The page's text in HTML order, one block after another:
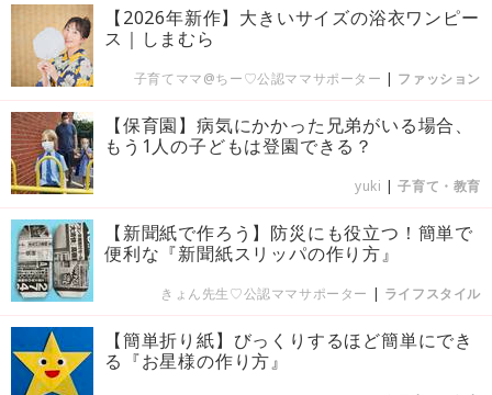
【2026年新作】大きいサイズの浴衣ワンピー
ス｜しまむら
子育てママ@ちー♡公認ママサポーター | ファッション
【保育園】病気にかかった兄弟がいる場合、
もう1人の子どもは登園できる？
yuki |子育て・教育
【新聞紙で作ろう】防災にも役立つ！簡単で
便利な『新聞紙スリッパの作り方』
きょん先生♡公認ママサポーター | ライフスタイル
【簡単折り紙】びっくりするほど簡単にでき
る『お星様の作り方』